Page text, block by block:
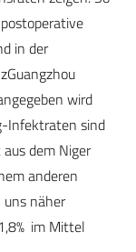
in der
Guangzhou
wird
Infektraten sind
dem Niger
anderen
näher
% im Mittel